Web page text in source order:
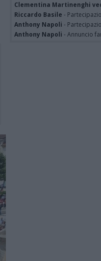
Clementina Martinenghi
Riccardo Basile -
Anthony Napoli -
Anthony Napoli - Annuncio